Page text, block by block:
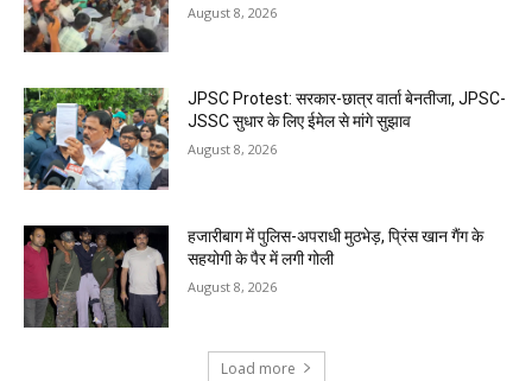
August 8, 2026
JPSC Protest: सरकार-छात्र वार्ता बेनतीजा, JPSC-
JSSC सुधार के लिए ईमेल से मांगे सुझाव
August 8, 2026
हजारीबाग में पुलिस-अपराधी मुठभेड़, प्रिंस खान गैंग के
सहयोगी के पैर में लगी गोली
August 8, 2026
Load more